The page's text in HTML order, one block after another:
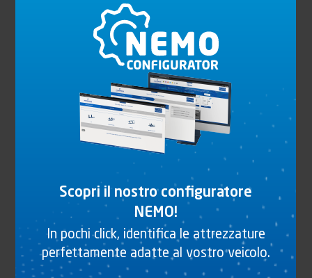
CERNIERA LATERALE PIANA, PER PORTE DI
PICCOLE DIMENSIONI
Vedi il prodotto
Scopri il nostro configuratore
NEMO!
In pochi click, identifica le attrezzature
perfettamente adatte al vostro veicolo.